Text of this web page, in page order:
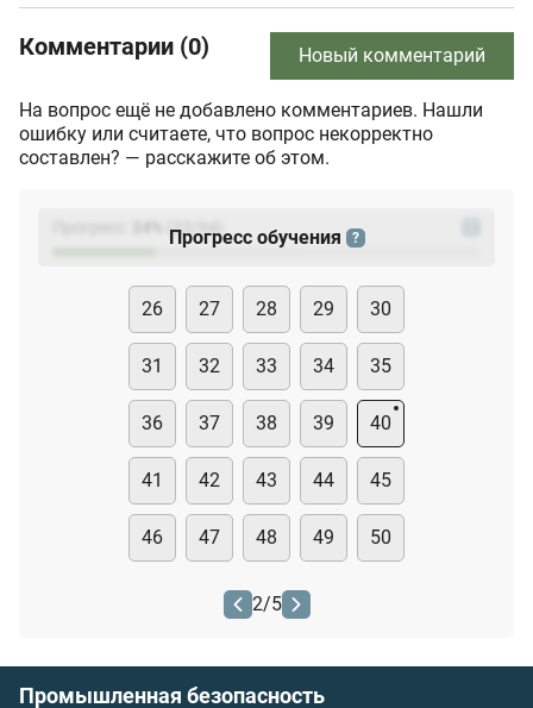
Комментарии (0) Новый комментарий
На вопрос ещё не добавлено комментариев. Нашли
ошибку или считаете, что вопрос некорректно
составлен? — расскажите об этом.
(23
Прогресс обучения ?
26 27 28 29 30
31 32 33 34 35
36 37 38 39 40
41 42 43 44 45
46 47 48 49 50
2/5
Промышленная безопасность